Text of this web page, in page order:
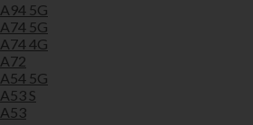
A94 5G
A74 5G
A74 4G
A72
A54 5G
A53 S
A53